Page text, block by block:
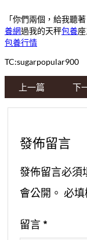
「你們兩個，給我聽
養網過我的天秤包養
包養行情
TC:sugarpopular900
上一篇 下
發佈留言
發佈留言必須
會公開。 必
留言 *